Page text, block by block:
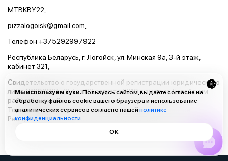
MTBKBY22,
pizzalogoisk@gmail.com,
Телефон +375292997922
Республика Беларусь, г. Логойск, ул. Минская 9а, 3-й этаж,
кабинет 321,
Свидетельство о государственной регистрации юридического
лица №690865787 от 29 августа 2019 г. выдано Логойским
райисполкомом
Торговый объект зарегистрирован в торговом реестре
Республики Беларусь от 16.01.2023, № 549987
Мы используем куки.Пользуясь сайтом, вы даёте согласие на
обработку файлов cookie вашего браузера и использование
аналитических сервисов согласно нашей политике
конфиденциальности.
ОК